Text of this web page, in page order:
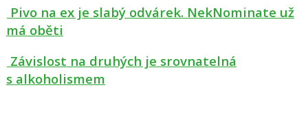
Pivo na ex je slabý odvárek. NekNominate už
má oběti
Závislost na druhých je srovnatelná
s alkoholismem